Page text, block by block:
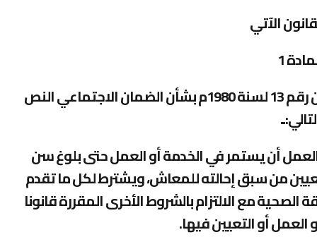
الآتي
1
يستبدل بنص الفقرة ج من المادة 13 من القانون رقم 13 لسنة 1980م بشأن الضمان الاجتماعي النص
أن يستمر في الخدمة أو العمل حتى بلوغ سن
من سبق إحالته للمعاش، ويشترط لكل ما تقدم
مع الالتزام بالشروط الأخرى المقررة قانونا
العمل أو التعيين فيها.